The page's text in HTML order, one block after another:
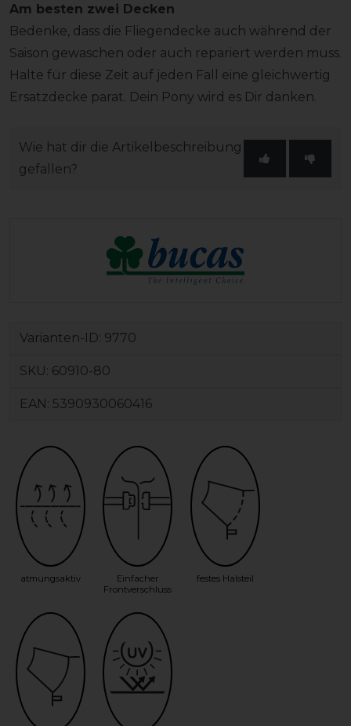
Am besten zwei Decken
Bedenke, dass die Fliegendecke auch während der
Saison gewaschen oder auch repariert werden muss.
Halte für diese Zeit auf jeden Fall eine gleichwertig
Ersatzdecke parat. Dein Pony wird es Dir danken.
Wie hat dir die Artikelbeschreibung
gefallen?
Varianten-ID: 9770
SKU: 60910-80
EAN: 5390930060416
atmungsaktiv
Einfacher
Frontverschluss
festes Halsteil